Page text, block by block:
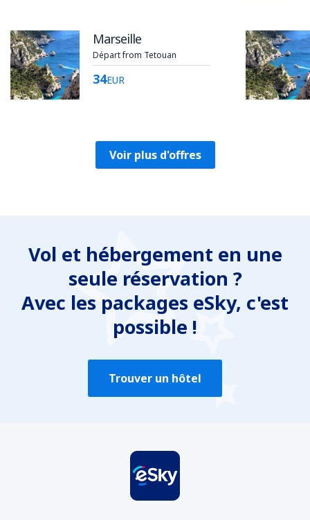
Marseille
Départ from Tetouan
34EUR
Voir plus d'offres
Vol et hébergement en une
seule réservation ?
Avec les packages eSky, c'est
possible !
Trouver un hôtel